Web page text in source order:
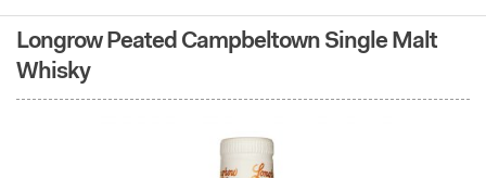
Longrow Peated Campbeltown Single Malt
Whisky